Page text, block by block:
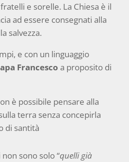
e sorelle. La Chiesa è il
ad essere consegnati alla
salvezza.
e con un linguaggio
Francesco a proposito di
è possibile pensare alla
terra senza concepirla
di santità
sono solo “quelli già